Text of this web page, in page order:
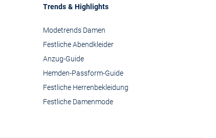
Trends & Highlights
Modetrends Damen
Festliche Abendkleider
Anzug-Guide
Hemden-Passform-Guide
Festliche Herrenbekleidung
Festliche Damenmode